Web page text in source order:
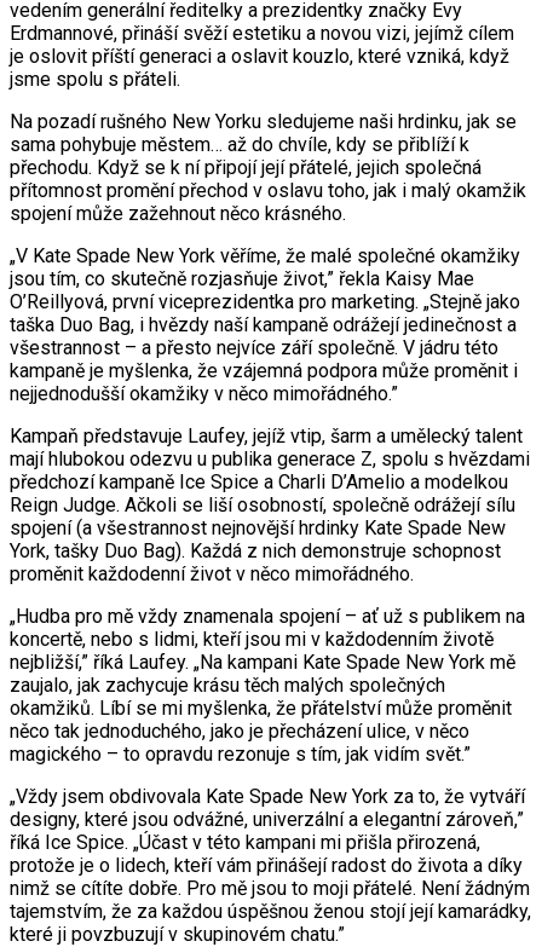
vedením generální ředitelky a prezidentky značky Evy
Erdmannové, přináší svěží estetiku a novou vizi, jejímž cílem
je oslovit příští generaci a oslavit kouzlo, které vzniká, když
jsme spolu s přáteli.
Na pozadí rušného New Yorku sledujeme naši hrdinku, jak se
sama pohybuje městem… až do chvíle, kdy se přiblíží k
přechodu. Když se k ní připojí její přátelé, jejich společná
přítomnost promění přechod v oslavu toho, jak i malý okamžik
spojení může zažehnout něco krásného.
„V Kate Spade New York věříme, že malé společné okamžiky
jsou tím, co skutečně rozjasňuje život,” řekla Kaisy Mae
O’Reillyová, první viceprezidentka pro marketing. „Stejně jako
taška Duo Bag, i hvězdy naší kampaně odrážejí jedinečnost a
všestrannost – a přesto nejvíce září společně. V jádru této
kampaně je myšlenka, že vzájemná podpora může proměnit i
nejjednodušší okamžiky v něco mimořádného.”
Kampaň představuje Laufey, jejíž vtip, šarm a umělecký talent
mají hlubokou odezvu u publika generace Z, spolu s hvězdami
předchozí kampaně Ice Spice a Charli D’Amelio a modelkou
Reign Judge. Ačkoli se liší osobností, společně odrážejí sílu
spojení (a všestrannost nejnovější hrdinky Kate Spade New
York, tašky Duo Bag). Každá z nich demonstruje schopnost
proměnit každodenní život v něco mimořádného.
„Hudba pro mě vždy znamenala spojení – ať už s publikem na
koncertě, nebo s lidmi, kteří jsou mi v každodenním životě
nejbližší,” říká Laufey. „Na kampani Kate Spade New York mě
zaujalo, jak zachycuje krásu těch malých společných
okamžiků. Líbí se mi myšlenka, že přátelství může proměnit
něco tak jednoduchého, jako je přecházení ulice, v něco
magického – to opravdu rezonuje s tím, jak vidím svět.”
„Vždy jsem obdivovala Kate Spade New York za to, že vytváří
designy, které jsou odvážné, univerzální a elegantní zároveň,”
říká Ice Spice. „Účast v této kampani mi přišla přirozená,
protože je o lidech, kteří vám přinášejí radost do života a díky
nimž se cítíte dobře. Pro mě jsou to moji přátelé. Není žádným
tajemstvím, že za každou úspěšnou ženou stojí její kamarádky,
které ji povzbuzují v skupinovém chatu.”